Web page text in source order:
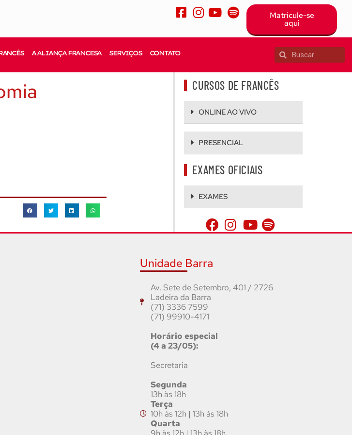
Matricule-se
aqui
A ALIANÇA FRANCESA SERVIÇOS CONTATO
CURSOS DE FRANCÊS
ONLINE AO VIVO
PRESENCIAL
EXAMES OFICIAIS
EXAMES
Unidade Barra
Av. Sete de Setembro, 401 / 2726
Ladeira da Barra
(71) 3336 7599
(71) 99910-4171
Horário especial
(4 a 23/05):
Secretaria
Segunda
13h às 18h
Terça
10h às 12h | 13h às 18h
Quarta